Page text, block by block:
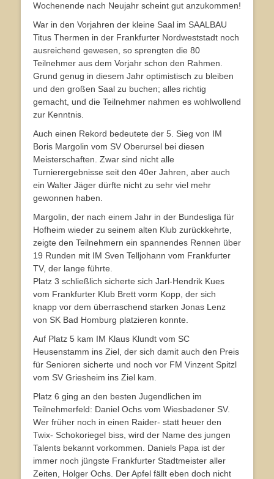
Wochenende nach Neujahr scheint gut anzukommen!
War in den Vorjahren der kleine Saal im SAALBAU
Titus Thermen in der Frankfurter Nordweststadt noch
ausreichend gewesen, so sprengten die 80
Teilnehmer aus dem Vorjahr schon den Rahmen.
Grund genug in diesem Jahr optimistisch zu bleiben
und den großen Saal zu buchen; alles richtig
gemacht, und die Teilnehmer nahmen es wohlwollend
zur Kenntnis.
Auch einen Rekord bedeutete der 5. Sieg von IM
Boris Margolin vom SV Oberursel bei diesen
Meisterschaften. Zwar sind nicht alle
Turnierergebnisse seit den 40er Jahren, aber auch
ein Walter Jäger dürfte nicht zu sehr viel mehr
gewonnen haben.
Margolin, der nach einem Jahr in der Bundesliga für
Hofheim wieder zu seinem alten Klub zurückkehrte,
zeigte den Teilnehmern ein spannendes Rennen über
19 Runden mit IM Sven Telljohann vom Frankfurter
TV, der lange führte.
Platz 3 schließlich sicherte sich Jarl-Hendrik Kues
vom Frankfurter Klub Brett vorm Kopp, der sich
knapp vor dem überraschend starken Jonas Lenz
von SK Bad Homburg platzieren konnte.
Auf Platz 5 kam IM Klaus Klundt vom SC
Heusenstamm ins Ziel, der sich damit auch den Preis
für Senioren sicherte und noch vor FM Vinzent Spitzl
vom SV Griesheim ins Ziel kam.
Platz 6 ging an den besten Jugendlichen im
Teilnehmerfeld: Daniel Ochs vom Wiesbadener SV.
Wer früher noch in einen Raider- statt heuer den
Twix- Schokoriegel biss, wird der Name des jungen
Talents bekannt vorkommen. Daniels Papa ist der
immer noch jüngste Frankfurter Stadtmeister aller
Zeiten, Holger Ochs. Der Apfel fällt eben doch nicht